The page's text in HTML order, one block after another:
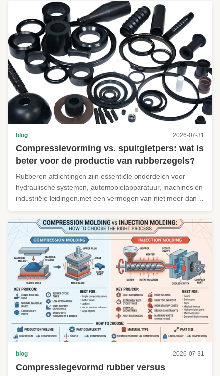
gevulcaniseerde vaste ...
blog 2026-07-31
Compressievorming vs. spuitgietpers: wat is
beter voor de productie van rubberzegels?
Rubberen afdichtingen zijn essentiële onderdelen voor
hydraulische systemen, automobielapparatuur, machines en
industriële leidingen.met een vermogen van niet meer dan
twee gangbare giettechnologieën verschillen sterk in
productie-efficiëntie, ...
blog 2026-07-31
Compressiegevormd rubber versus